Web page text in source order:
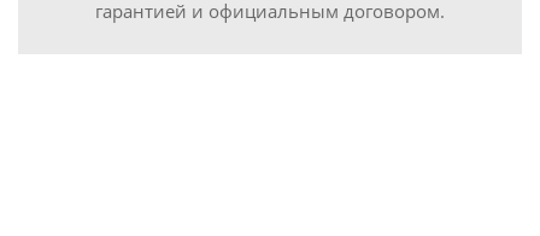
гарантией и официальным договором.